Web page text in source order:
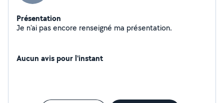
Présentation
Je n'ai pas encore renseigné ma présentation.
Aucun avis pour l'instant